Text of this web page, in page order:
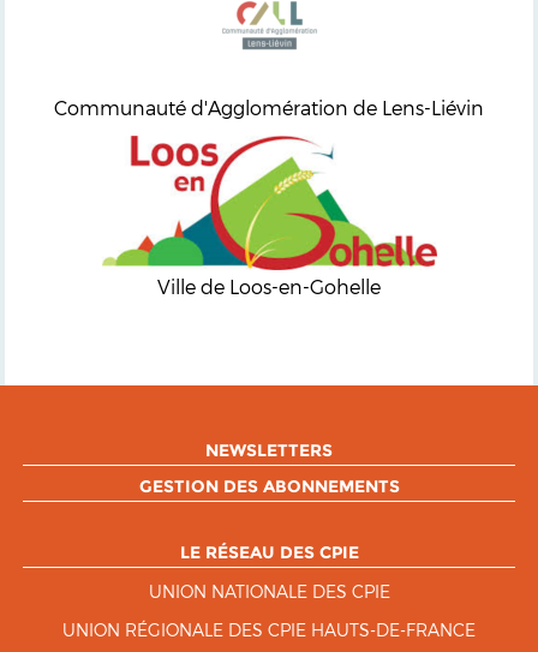
Communauté d'Agglomération de Lens-Liévin
Ville de Loos-en-Gohelle
NEWSLETTERS
GESTION DES ABONNEMENTS
LE RÉSEAU DES CPIE
UNION NATIONALE DES CPIE
UNION RÉGIONALE DES CPIE HAUTS-DE-FRANCE